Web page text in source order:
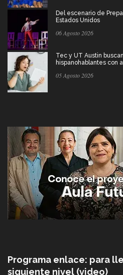
Del escenario de
Estados Unidos
06 Agosto 2026
Tec y UT Austin
hispanohablantes con
05 Agosto 2026
Programa enlace: para
siguiente nivel (video)